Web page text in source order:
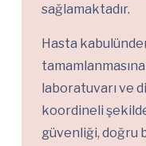
sağlamaktadır.
Hasta
laboratuvarı ve
koordineli
güvenliği, doğru